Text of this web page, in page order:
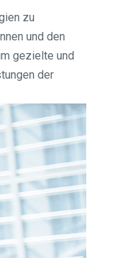
zu
und den
gezielte und
der